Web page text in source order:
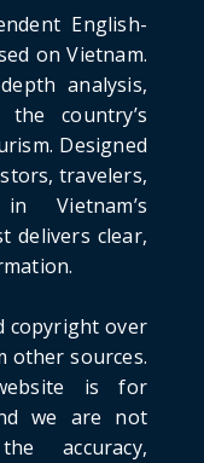
off Period
Visit to
Fo...
of Using
English-
on Vietnam.
analysis,
country’s
Designed
travelers,
Vietnam’s
delivers clear,
copyright over
other sources.
is for
we are not
accuracy,